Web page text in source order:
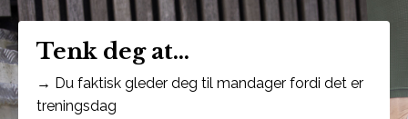
Tenk deg at...
→ Du faktisk gleder deg til mandager fordi det er
treningsdag